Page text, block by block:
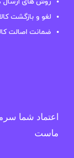
لغو و بازگشت کالا
ضمانت اصالت
اعتماد شما
ماست